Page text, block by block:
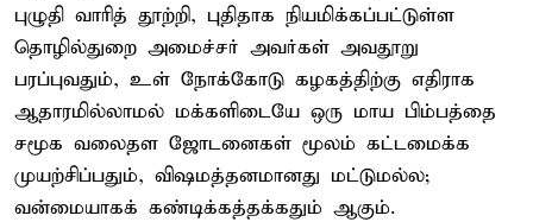
புழுதி வாரித் தூற்றி, புதிதாக நியமிக்கப்பட்டுள்ள
தொழில்துறை அமைச்சர் அவர்கள் அவதூறு
பரப்புவதும், உள் நோக்கோடு கழகத்திற்கு எதிராக
ஆதாரமில்லாமல் மக்களிடையே ஒரு மாய பிம்பத்தை
சமூக வலைதள ஜோடனைகள் மூலம் கட்டமைக்க
முயற்சிப்பதும், விஷமத்தனமானது மட்டுமல்ல;
வன்மையாகக் கண்டிக்கத்தக்கதும் ஆகும்.